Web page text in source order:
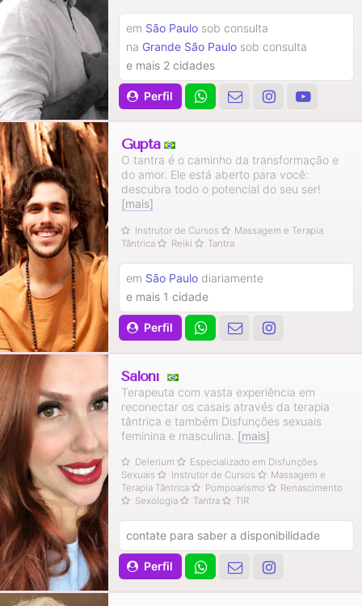
Perfil
em São Paulo sob consulta
na Grande São Paulo sob consulta
e mais 2 cidades
Gupta
O tantra é o caminho da transformação e
do amor. Ele está aberto para você:
descubra todo o potencial do seu ser!
[mais]
Instrutor de Cursos
Massagem e Terapia
Tântrica
Reiki Tantra
Perfil
em São Paulo diariamente
e mais 1 cidade
Saloní
Terapeuta com vasta experiência em
reconectar os casais através da terapia
tântrica e também Disfunções sexuais
feminina e masculina. [mais]
Delerium
Especializado em Disfunções
Sexuais
Instrutor de Cursos
Massagem e
Terapia Tântrica
Pompoarismo
Renascimento
Sexologia
Tantra TIR
Perfil
contate para saber a disponibilidade